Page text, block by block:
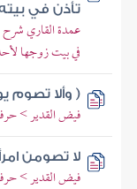
تأذن في بيته
عمدة القاري
في بيت زوجها
( وألا تصوم
فيض القدير >
لا تصومن
فيض القدير >